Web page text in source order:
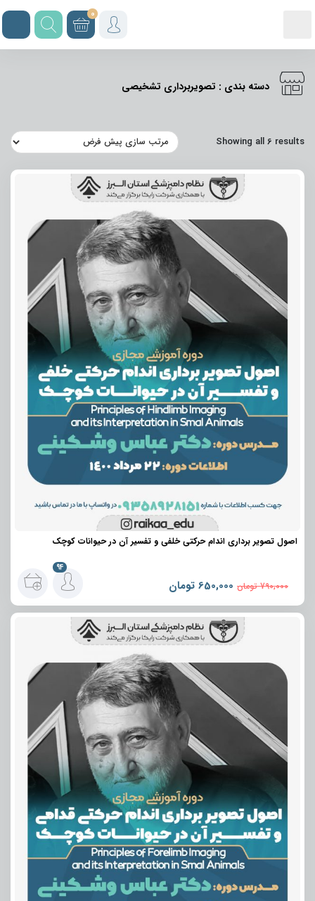
0
دسته بندی : تصویربرداری تشخیصی
Showing all 6 results
اصول تصویر برداری اندام حرکتی خلفی و تفسیر آن در حیوانات کوچک
790,000 تومان 650,000 تومان
94